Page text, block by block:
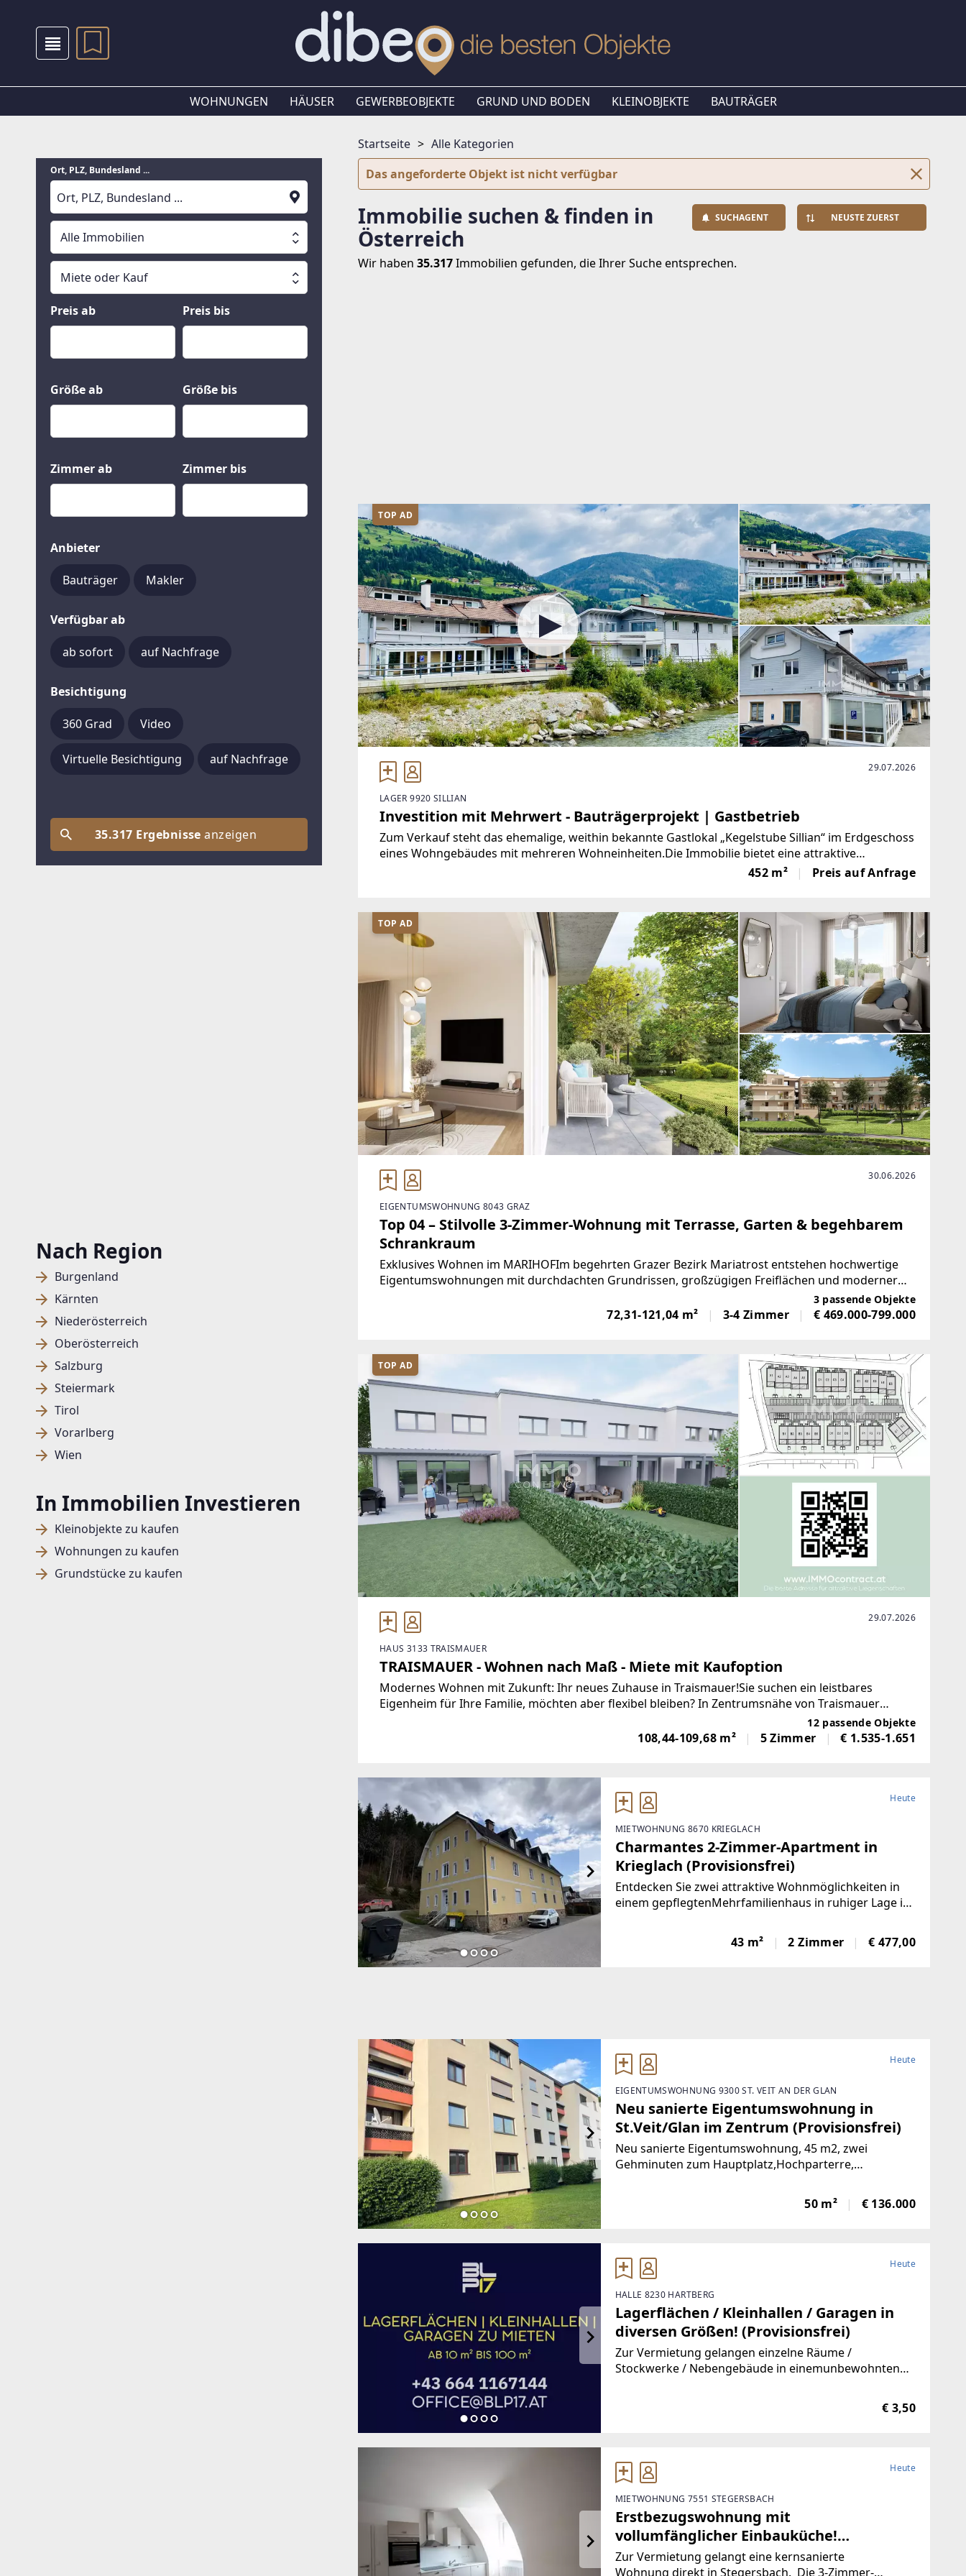
WOHNUNGEN HÄUSER GEWERBEOBJEKTE GRUND UND BODEN KLEINOBJEKTE BAUTRÄGER
Ort, PLZ, Bundesland ...
Suche läuft
Alle Immobilien
Alle Immobilien
Häuser
Grund und Boden
Miete oder Kauf
Miete oder Kauf
Kauf
Preis ab Preis bis
Größe ab Größe bis
Zimmer ab Zimmer bis
Anbieter
Bauträger Makler
Verfügbar ab
ab sofort auf Nachfrage
Besichtigung
360 Grad Video
Virtuelle Besichtigung auf Nachfrage
35.317 Ergebnisseanzeigen
Nach Region
Burgenland
Kärnten
Niederösterreich
Oberösterreich
Salzburg
Steiermark
Tirol
Vorarlberg
Wien
In Immobilien Investieren
Kleinobjekte zu kaufen
Wohnungen zu kaufen
Grundstücke zu kaufen
Startseite
Alle Kategorien
Das angeforderte Objekt ist nicht verfügbar
Immobilie suchen & finden in
Österreich
SUCHAGENT NEUSTE ZUERST
Wir haben 35.317Immobilien gefunden, die Ihrer Suche entsprechen.
TOP AD
29.07.2026
LAGER 9920 SILLIAN
Investition mit Mehrwert - Bauträgerprojekt | Gastbetrieb
Zum Verkauf steht das ehemalige, weithin bekannte Gastlokal „Kegelstube Sillian“ im Erdgeschoss
eines Wohngebäudes mit mehreren Wohneinheiten.Die Immobilie bietet eine attraktive
Grundfläche mit vielseitigen Nutzungsmöglichkeiten – von der Wiederaufnahme
452 m² Preis auf Anfrage
TOP AD
30.06.2026
EIGENTUMSWOHNUNG 8043 GRAZ
Top 04 – Stilvolle 3-Zimmer-Wohnung mit Terrasse, Garten & begehbarem
Schrankraum
Exklusives Wohnen im MARIHOFIm begehrten Grazer Bezirk Mariatrost entstehen hochwertige
Eigentumswohnungen mit durchdachten Grundrissen, großzügigen Freiflächen und moderner
3 passende Objekte
72,31-121,04 m² 3-4 Zimmer € 469.000-799.000
TOP AD
29.07.2026
HAUS 3133 TRAISMAUER
TRAISMAUER - Wohnen nach Maß - Miete mit Kaufoption
Modernes Wohnen mit Zukunft: Ihr neues Zuhause in Traismauer!Sie suchen ein leistbares
Eigenheim für Ihre Familie, möchten aber flexibel bleiben? In Zentrumsnähe von Traismauer
entsteht ein innovatives Neubauprojekt, das modernen Komfort mit ökologischer12 passende Objekte
108,44-109,68 m² 5 Zimmer € 1.535-1.651
Heute
MIETWOHNUNG 8670 KRIEGLACH
Charmantes 2-Zimmer-Apartment in
Krieglach (Provisionsfrei)
Entdecken Sie zwei attraktive Wohnmöglichkeiten in
einem gepflegtenMehrfamilienhaus in ruhiger Lage in
BruttoFrisch und wie neu: Diese 43 m² große Wohnung
wurde komplett saniert. NeueKüche,
43 m² 2 Zimmer € 477,00
Heute
EIGENTUMSWOHNUNG 9300 ST. VEIT AN DER GLAN
Neu sanierte Eigentumswohnung in
St.Veit/Glan im Zentrum (Provisionsfrei)
Neu sanierte Eigentumswohnung, 45 m2, zwei
Gehminuten zum Hauptplatz,Hochparterre,
Grüne, mangelangt über nur 4 Stufen in die Wohnung,
Kindergarten, Volksschule,Mittelschule, Gymnasium,
50 m² € 136.000
Heute
HALLE 8230 HARTBERG
Lagerflächen / Kleinhallen / Garagen in
diversen Größen! (Provisionsfrei)
Zur Vermietung gelangen einzelne Räume /
Stockwerke / Nebengebäude in einemunbewohnten
Räumlichkeiten, stehen Ihnen Größen vonca. 10 m² bis
€ 3,50
Heute
MIETWOHNUNG 7551 STEGERSBACH
Erstbezugswohnung mit
vollumfänglicher Einbauküche!
(Provisionsfrei)
Zur Vermietung gelangt eine kernsanierte
Wohnung direkt in Stegersbach. Die 3-Zimmer-